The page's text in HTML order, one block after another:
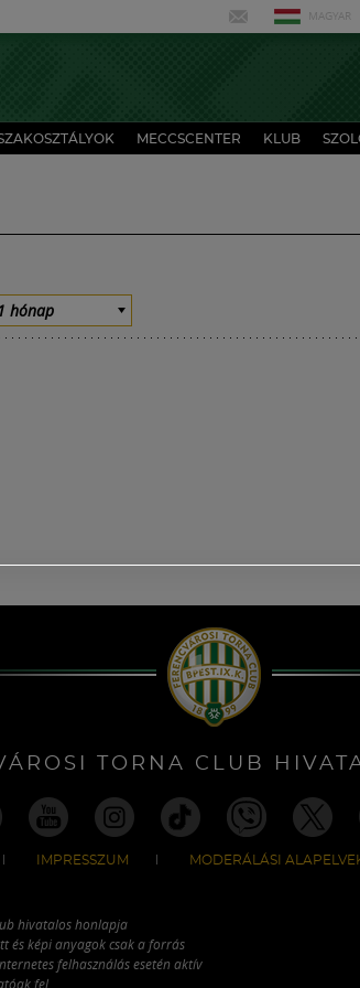
MAGYAR
MECCSCENTER KLUB
hónap
TORNA CLUB
IMPRESSZUM MODERÁLÁSI
hivatalos honlapja
és képi anyagok csak a forrás
felhasználás esetén aktív
fel.